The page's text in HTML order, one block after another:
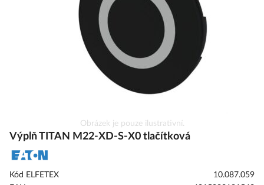
na
galerie
s
Obrázek je pouze ilustrativní.
Výplň TITAN M22-XD-S-X0 tlačítková
Kód ELFETEX
10.087.059